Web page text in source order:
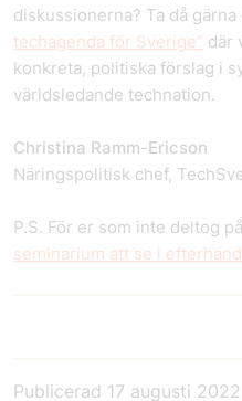
diskussionerna? Ta då
techagenda för Sverige” där
konkreta, politiska förslag i
världsledande technation.
Christina Ramm-Ericson
Näringspolitisk chef,
P.S. För er som inte deltog
seminarium att se i
Publicerad 17 augusti 2022